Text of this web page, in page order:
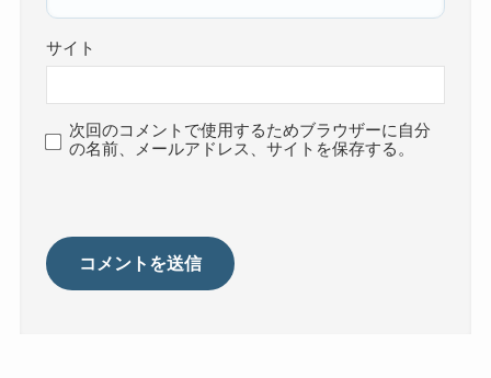
サイト
次回のコメントで使用するためブラウザーに自分
の名前、メールアドレス、サイトを保存する。